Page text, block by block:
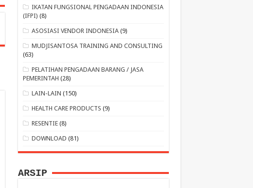
IKATAN FUNGSIONAL PENGADAAN INDONESIA
(IFPI) (8)
ASOSIASI VENDOR INDONESIA (9)
MUDJISANTOSA TRAINING AND CONSULTING
(63)
PELATIHAN PENGADAAN BARANG / JASA
PEMERINTAH (28)
LAIN-LAIN (150)
HEALTH CARE PRODUCTS (9)
RESENTIE (8)
DOWNLOAD (81)
ARSIP